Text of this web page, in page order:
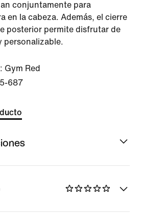
conjuntamente para
en la cabeza. Además, el cierre
posterior permite disfrutar de
personalizable.
Gym Red
687